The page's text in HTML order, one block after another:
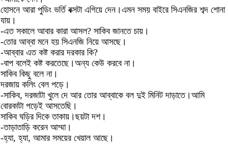
হোসনে আরা পুডিং ভর্তি বক্সটা এগিয়ে দেন।এমন সময় বাইরে সিএনজির শব্দ শোনা
যায়।
-এত সকালে আবার কারা আসল? সাকিব জানতে চায়।
-তোর আব্বা মনে হয় সিএনজি নিয়ে আসছে।
-আব্বার এত কষ্ট করার দরকার কি?
-বাপ বলেই কষ্ট করতেছে।অন্য কেউ করবে না।
সাকিব কিছু বলে না।
দরজায় কলিং বেল পড়ে।
-সাকিব, দরজাটা খুলে দে আর তোর আব্বাকে বল দুই মিনিট দাড়াতে।আমি
বোরকাটা পড়েই আসতেছি।
সাকিব ঘড়ির দিকে তাকায়।ছয়টা দশ।
-তাড়াতাড়ি করেন আম্মা।
-হ্যা, হ্যা, আমার সময়ের খেয়াল আছে।